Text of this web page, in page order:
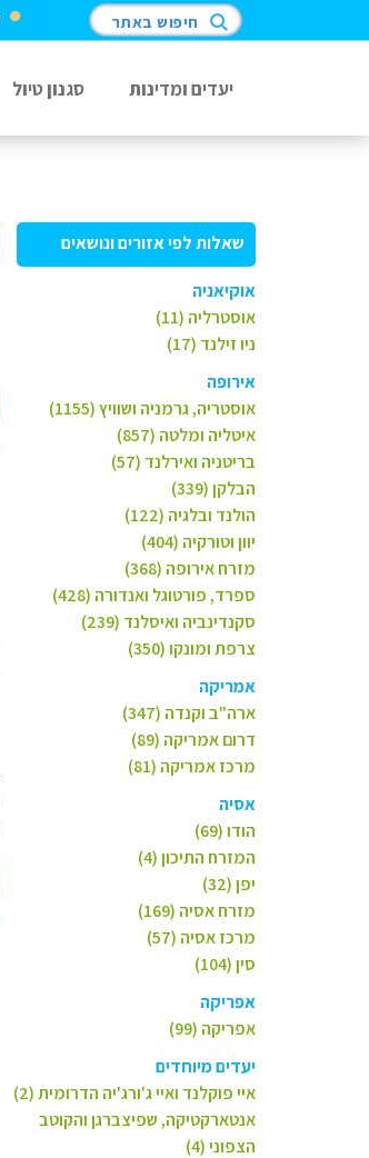
חיפוש באתר
יעדים ומדינות סגנון טיול
שאלות לפי אזורים ונושאים
אוקיאניה
אוסטרליה (11)
ניו זילנד (17)
אירופה
אוסטריה, גרמניה ושוויץ (1155)
איטליה ומלטה (857)
בריטניה ואירלנד (57)
הבלקן (339)
הולנד ובלגיה (122)
יוון וטורקיה (404)
מזרח אירופה (368)
ספרד, פורטוגל ואנדורה (428)
סקנדינביה ואיסלנד (239)
צרפת ומונקו (350)
אמריקה
ארה"ב וקנדה (347)
דרום אמריקה (89)
מרכז אמריקה (81)
אסיה
הודו (69)
המזרח התיכון (4)
יפן (32)
מזרח אסיה (169)
מרכז אסיה (57)
סין (104)
אפריקה
אפריקה (99)
יעדים מיוחדים
איי פוקלנד ואיי ג'ורג'יה הדרומית (2)
אנטארקטיקה, שפיצברגן והקוטב
הצפוני (4)